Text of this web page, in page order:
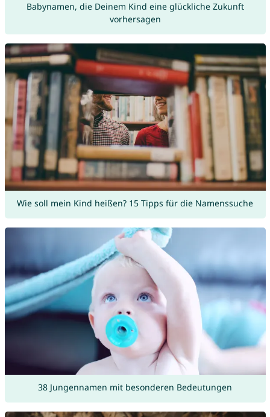
Babynamen, die Deinem Kind eine glückliche Zukunft
vorhersagen
Wie soll mein Kind heißen? 15 Tipps für die Namenssuche
38 Jungennamen mit besonderen Bedeutungen